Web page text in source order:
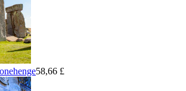
58,66 £